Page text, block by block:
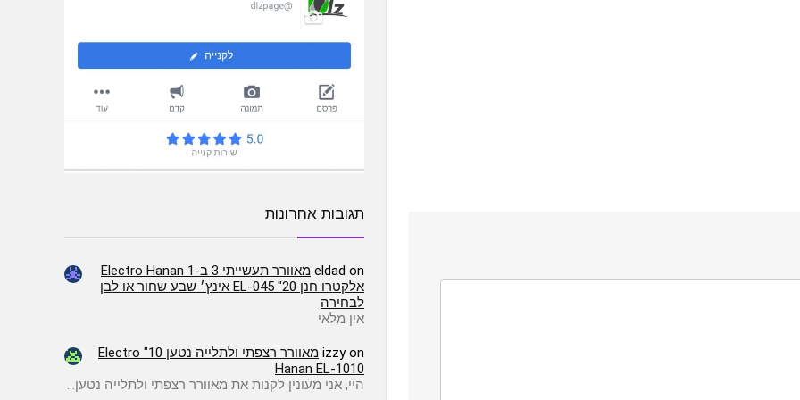
תגובות אחרונות
eldad on
מאוורר תעשייתי 3 ב-1 Electro Hanan
אלקטרו חנן EL-045 "20 אינץ׳ שבע שחור או לבן
לבחירה
אין מלאי
izzy on
מאוורר רצפתי ולתלייה נטען 10" Electro
Hanan EL-1010
היי, אני מעונין לקנות את מאוורר רצפתי ולתלייה נטען…